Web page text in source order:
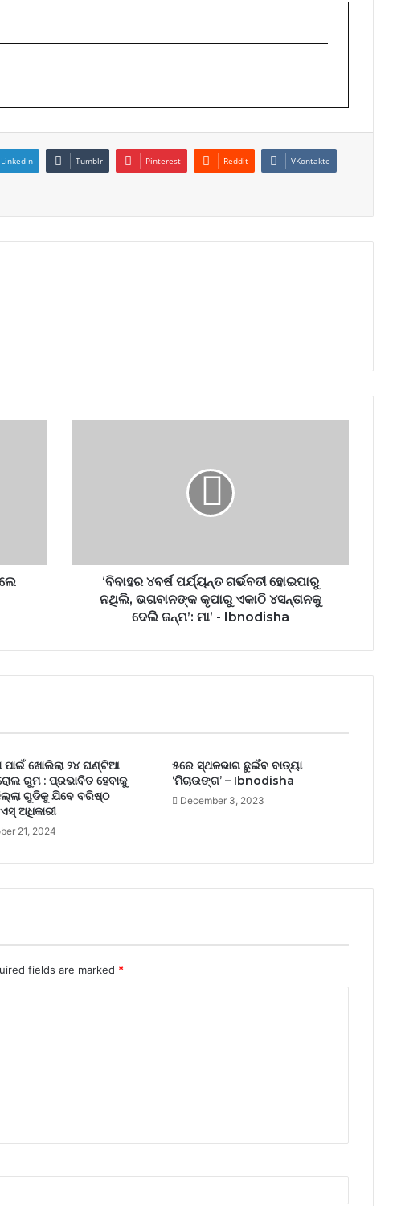
LinkedIn Tumblr Pinterest Reddit VKontakte
‘ବିବାହର ୪ବର୍ଷ ପର୍ଯ୍ୟନ୍ତ ଗର୍ଭବତୀ ହୋଇପାରୁ
ନଥିଲି, ଭଗବାନଙ୍କ କୃପାରୁ ଏକାଠି ୪ସନ୍ତାନକୁ
ଦେଲି ଜନ୍ମ’: ମା’ - Ibnodisha
ପାଇଁ ଖୋଲିଲା ୨୪ ଘଣ୍ଟିଆ
ରୁମ : ପ୍ରଭାବିତ ହେବାକୁ
ଗୁଡିକୁ ଯିବେ ବରିଷ୍ଠ
ଅଧିକାରୀ
21, 2024
୫ରେ ସ୍ଥଳଭାଗ ଛୁଇଁବ ବାତ୍ୟା
‘ମିଚାଉଙ୍ଗ’ – Ibnodisha
December 3, 2023
fields are marked *